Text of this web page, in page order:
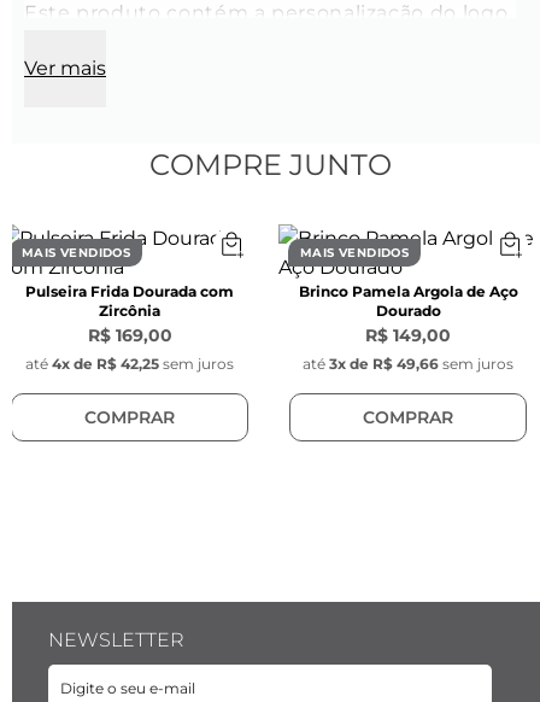
Este produto contém a personalização do logo
- Peso aproximado: 11 gramas
- Processo: Galvânico
Características dos Brincos:
- Comprimento: 18 mm
- Largura: 10 mm
- Espessura: 5 mm
- Cor: Dourado
- Modelo: Ondas petit
- Tarraxas arredondadas na cor dourado
banhadas a ouro, com 7mm de espessura.
Ver mais
COMPRE JUNTO
MAIS VENDIDOS
Pulseira Frida Dourada com
Zircônia
R$ 169,00
até 4x de R$ 42,25 sem juros
COMPRAR
MAIS VENDIDOS
Brinco Pamela Argola de Aço
Dourado
R$ 149,00
até 3x de R$ 49,66 sem juros
COMPRAR
NEWSLETTER